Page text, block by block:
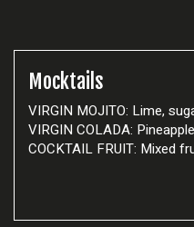
Mocktails
VIRGIN MOJITO: Lime,
VIRGIN COLADA:
COCKTAIL FRUIT: Mixed